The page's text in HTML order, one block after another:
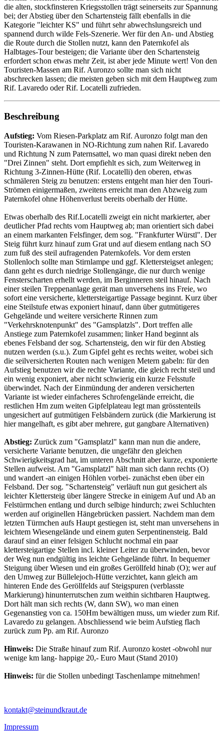
die alten, stockfinsteren Kriegsstollen trägt seinerseits zur Spannung
bei; der Abstieg über den Schartensteig fällt ebenfalls in die
Kategorie "leichter KS" und führt sehr abwechslungsreich und
spannend durch wilde Fels-Szenerie. Wer für den An- und Abstieg
die Route durch die Stollen nutzt, kann den Paternkofel als
Halbtages-Tour besteigen; die Variante über den Schartensteig
erfordert schon etwas mehr Zeit, ist aber jede Minute wert! Von den
Touristen-Massen am Rif. Auronzo sollte man sich nicht
abschrecken lassen; die meisten geben sich mit dem Hauptweg zum
Rif. Lavaredo oder Rif. Locatelli zufrieden.
Beschreibung
Aufstieg: Vom Riesen-Parkplatz am Rif. Auronzo folgt man den
Touristen-Karawanen in NO-Richtung zum nahen Rif. Lavaredo
und Richtung N zum Paternsattel, wo man quasi direkt neben den
"Drei Zinnen" steht. Dort empfiehlt es sich, zum Weiterweg in
Richtung 3-Zinnen-Hütte (Rif. Locatelli) den oberen, etwas
schmäleren Steig zu benutzen: erstens entgeht man hier den Touri-
Strömen einigermaßen, zweitens erreicht man den Abzweig zum
Paternkofel ohne Höhenverlust bereits oberhalb der Hütte.
Etwas oberhalb des Rif.Locatelli zweigt ein nicht markierter, aber
deutlicher Pfad rechts vom Hauptweg ab; man orientiert sich dabei
an einem markanten Felsfinger, dem sog. "Frankfurter Würstl". Der
Steig führt kurz hinauf zum Grat und auf diesem entlang nach SO
zum fuß des steil aufragenden Paternkofels. Vor dem ersten
Stollenloch sollte man Stirnlampe und ggf. Klettersteigset anlegen;
dann geht es durch niedrige Stollengänge, die nur durch wenige
Fensterscharten erhellt werden, im Berginneren steil hinauf. Nach
einer steilen Treppenanlage gerät man unversehens ins Freie, wo
sofort eine versicherte, klettersteigartige Passage beginnt. Kurz über
eine Steilstufe etwas exponiert hinauf, dann über gutmütigeres
Gehgelände und weitere versicherte Rinnen zum
"Verkehrsknotenpunkt" des "Gamsplatzls". Dort treffen alle
Anstiege zum Paternkofel zusammen; linker Hand beginnt als
ebenes Felsband der sog. Schartensteig, den wir für den Abstieg
nutzen werden (s.u.). Zum Gipfel geht es rechts weiter, wobei sich
die seilversicherten Routen nach wenigen Metern gabeln: für den
Aufstieg benutzen wir die rechte Variante, die gleich recht steil und
ein wenig exponiert, aber nicht schwierig ein kurze Felsstufe
überwindet. Nach der Einmündung der anderen versicherten
Variante ist wieder einfacheres Schrofengelände erreicht, die
restlichen Hm zum weiten Gipfelplateau legt man grösstenteils
ungesichert auf gutmütigen Felsbändern zurück (die Markierung ist
hier mangelhaft, es gibt aber mehrere, gut gangbare Alternativen)
Abstieg: Zurück zum "Gamsplatzl" kann man nun die andere,
versicherte Variante benutzen, die ungefähr den gleichen
Schwierigkeitsgrad hat, im unteren Abschnitt aber kurze, exponierte
Stellen aufweist. Am "Gamsplatzl" hält man sich dann rechts (O)
und wandert -an einigen Höhlen vorbei- zunächst eben über ein
Felsband. Der sog. "Schartensteig" verläuft nun gut gesichert als
leichter Klettersteig über längere Strecke in einigem Auf und Ab an
Felstürmchen entlang und durch selbige hindurch; zwei Schluchten
werden auf originellen Hängebrücken passiert. Nachdem man dem
letzten Türmchen aufs Haupt gestiegen ist, steht man unversehens in
leichtem Wiesengelände und einem guten Serpentinensteig. Bald
darauf sind an einer felsigen Schlucht nochmal ein paar
klettersteigartige Stellen incl. kleiner Leiter zu überwinden, bevor
der Weg nun endgültig ins leichte Gehgelände führt. In bequemer
Steigung über Wiesen und ein großes Geröllfeld hinab (O); wer auf
den Umweg zur Büllelejoch-Hütte verzichtet, kann gleich am
hinteren Ende des Geröllfelds auf Steigspuren (verblasste
Markierung) hinunterrutschen zum weithin sichtbaren Hauptweg.
Dort hält man sich rechts (W, dann SW), wo man einen
Gegenanstieg von ca. 150Hm bewältigen muss, um wieder zum Rif.
Lavaredo zu gelangen. Abschliessend wie beim Aufstieg flach
zurück zum Pp. am Rif. Auronzo
Hinweis: Die Straße hinauf zum Rif. Auronzo kostet -obwohl nur
wenige km lang- happige 20,- Euro Maut (Stand 2010)
Hinweis: für die Stollen unbedingt Taschenlampe mitnehmen!
kontakt@steinundkraut.de
Impressum